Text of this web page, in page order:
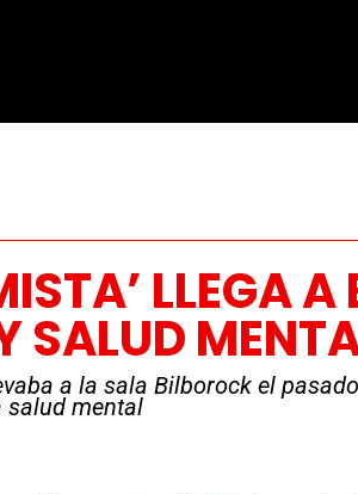
LLEGA A
SALUD
a la sala Bilborock el
salud mental